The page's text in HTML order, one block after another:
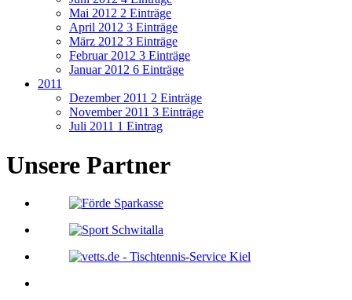
Mai 2012 2 Einträge
April 2012 3 Einträge
März 2012 3 Einträge
Februar 2012 3 Einträge
Januar 2012 6 Einträge
2011
Dezember 2011 2 Einträge
November 2011 3 Einträge
Juli 2011 1 Eintrag
Unsere Partner